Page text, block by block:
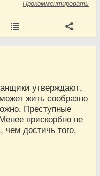
Прокомментировать
утверждают,
жить сообразно
Преступные
прискорбно не
чем достичь того,